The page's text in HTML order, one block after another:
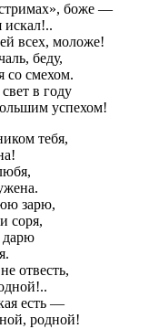
боже —
искал!..
всех, моложе!
беду,
со смехом.
в году
успехом!
тебя,
зарю,
соря,
дарю
отвесть,
есть —
родной!